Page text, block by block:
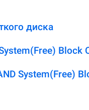
диска
Block
System(Free)